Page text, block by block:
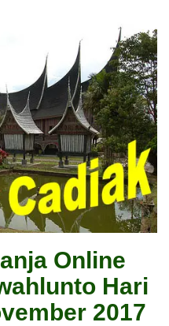
Online
Hari
2017